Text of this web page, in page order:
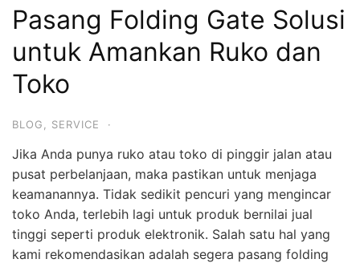
Pasang Folding Gate Solusi
untuk Amankan Ruko dan
Toko
BLOG SERVICE ·
Jika Anda punya ruko atau toko di pinggir jalan atau
pusat perbelanjaan, maka pastikan untuk menjaga
keamanannya. Tidak sedikit pencuri yang mengincar
toko Anda, terlebih lagi untuk produk bernilai jual
tinggi seperti produk elektronik. Salah satu hal yang
kami rekomendasikan adalah segera pasang folding